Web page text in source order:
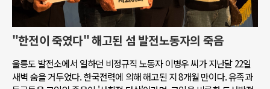
"한전이 죽였다" 해고된 섬 발전노동자의 죽음
울릉도 발전소에서 일하던 비정규직 노동자 이병우 씨가 지난달 22일
새벽 숨을 거두었다. 한국전력에 의해 해고된 지 8개월 만이다. 유족과